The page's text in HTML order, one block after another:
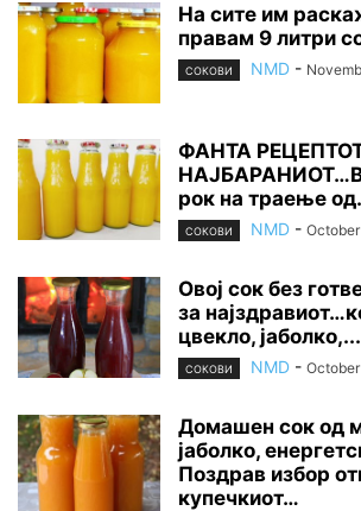
На сите им
правам 9 литри
СОКОВИ NMD -
ФАНТА
рок на траење
СОКОВИ NMD -
Овој сок без
за
цвекло, јаболко,...
СОКОВИ NMD -
Домашен сок од
јаболко,
Поздрав избор
купечкиот…